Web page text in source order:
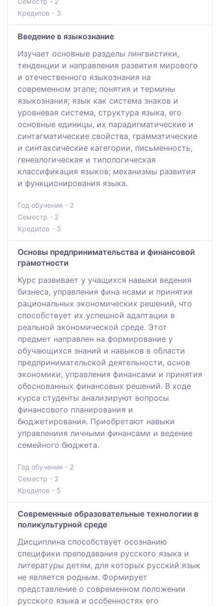
Кредитов - 3
Введение в языкознание
Изучает основные разделы лингвистики,
тенденции и направления развития мирового
и отечественного языкознания на
современном этапе; понятия и термины
языкознания; язык как система знаков и
уровневая система, структура языка, его
основные единицы, их парадигматические и
синтагматические свойства, грамматические
и синтаксические категории, письменность,
генеалогическая и типологическая
классификация языков; механизмы развития
и функционирования языка.
Год обучения - 2
Семестр - 2
Кредитов - 3
Основы предпринимательства и финансовой
грамотности
Курс развивает у учащихся навыки ведения
бизнеса, управления фина нсами и принятия
рациональных экономических решений, что
способствует их успешной адаптации в
реальной экономической среде. Этот
предмет направлен на формирование у
обучающихся знаний и навыков в области
предпринимательской деятельности, основ
экономики, управления финансами и принятия
обоснованных финансовых решений. В ходе
курса студенты анализируют вопросы
финансового планирования и
бюджетирования. Приобретают навыки
управлениия личными финансами и ведение
семейного бюджета.
Год обучения - 2
Семестр - 2
Кредитов - 5
Современные образовательные технологии в
поликультурной среде
Дисциплина способствует осознанию
специфики преподавания русского языка и
литературы детям, для которых русский язык
не является родным. Формирует
представление о современном положении
русского языка и особенностях его